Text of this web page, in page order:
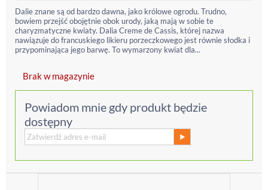
Dalie znane są od bardzo dawna, jako królowe ogrodu. Trudno,
bowiem przejść obojętnie obok urody, jaką mają w sobie te
charyzmatyczne kwiaty. Dalia Creme de Cassis, której nazwa
nawiązuje do francuskiego likieru porzeczkowego jest równie słodka i
przypominająca jego barwę. To wymarzony kwiat dla...
Brak w magazynie
Powiadom mnie gdy produkt będzie
dostępny